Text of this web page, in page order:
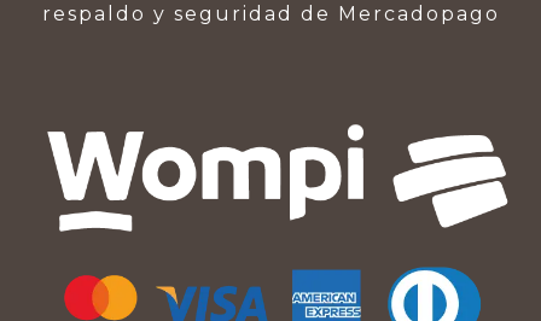
respaldo y seguridad de Mercadopago